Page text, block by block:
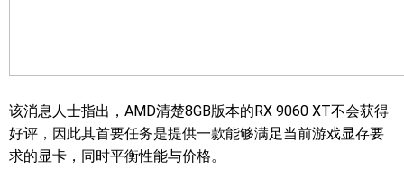
该消息人士指出，AMD清楚8GB版本的RX 9060 XT不会获得
好评，因此其首要任务是提供一款能够满足当前游戏显存要
求的显卡，同时平衡性能与价格。